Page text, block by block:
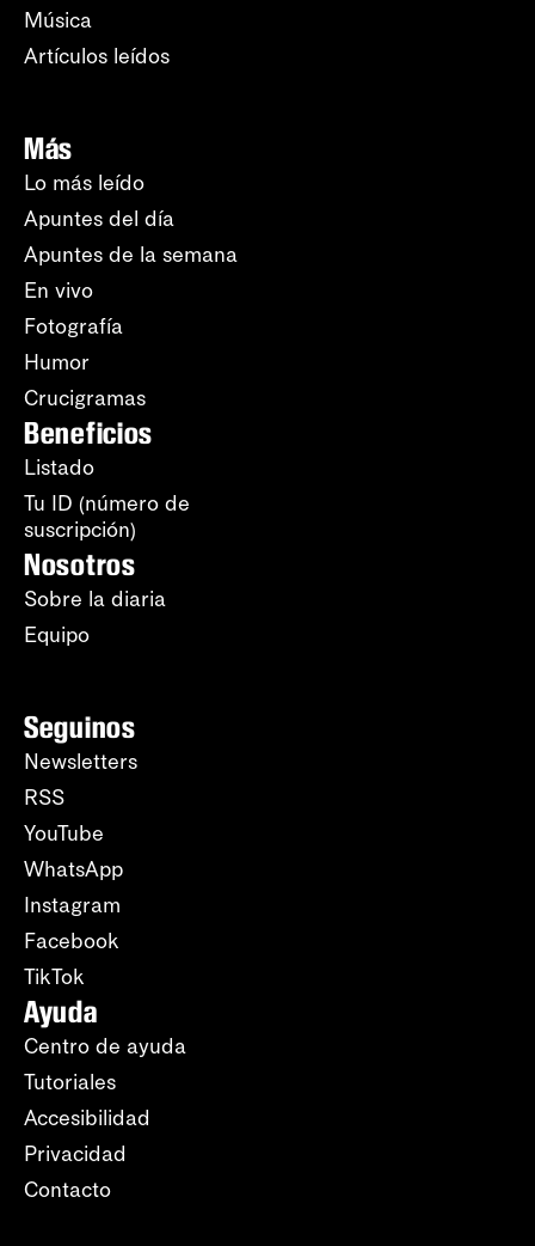
Música
Artículos leídos
Más
Lo más leído
Apuntes del día
Apuntes de la semana
En vivo
Fotografía
Humor
Crucigramas
Beneficios
Listado
Tu ID (número de
suscripción)
Nosotros
Sobre la diaria
Equipo
Seguinos
Newsletters
RSS
YouTube
WhatsApp
Instagram
Facebook
TikTok
Ayuda
Centro de ayuda
Tutoriales
Accesibilidad
Privacidad
Contacto